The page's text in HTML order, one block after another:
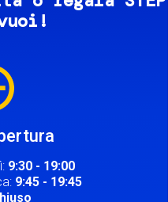
9:30 - 19:00
9:45 - 19:45